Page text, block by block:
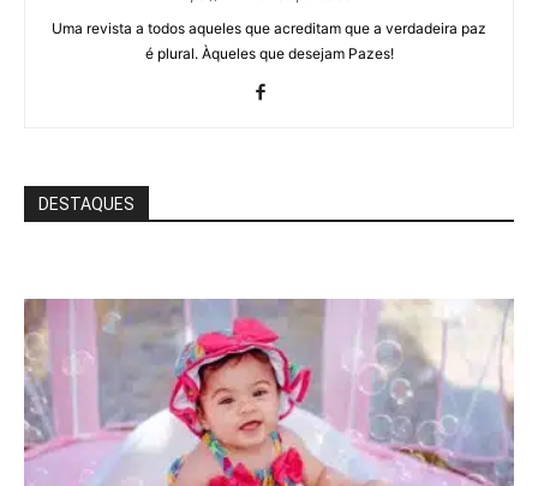
Uma revista a todos aqueles que acreditam que a verdadeira paz
é plural. Àqueles que desejam Pazes!
DESTAQUES